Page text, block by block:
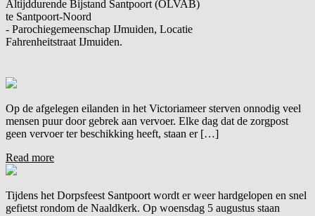
Altijddurende Bijstand Santpoort (OLVAB)
te Santpoort-Noord
- Parochiegemeenschap IJmuiden, Locatie
Fahrenheitstraat IJmuiden.
Op de afgelegen eilanden in het Victoriameer sterven onnodig veel
mensen puur door gebrek aan vervoer. Elke dag dat de zorgpost
geen vervoer ter beschikking heeft, staan er […]
Read more
Tijdens het Dorpsfeest Santpoort wordt er weer hardgelopen en snel
gefietst rondom de Naaldkerk. Op woensdag 5 augustus staan